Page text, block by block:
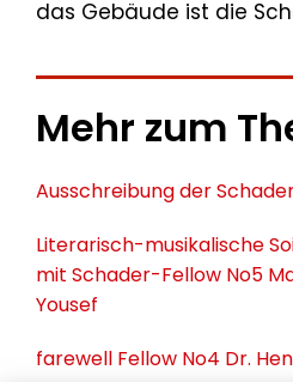
das Gebäude ist die
Mehr zum
Ausschreibung der
Literarisch-musikalische
mit Schader-Fellow No5
Yousef
farewell Fellow No4 Dr.